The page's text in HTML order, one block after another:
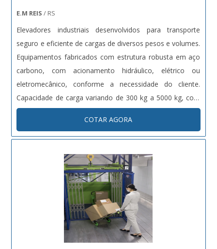
E.M REIS / RS
Elevadores industriais desenvolvidos para transporte
seguro e eficiente de cargas de diversos pesos e volumes.
Equipamentos fabricados com estrutura robusta em aço
carbono, com acionamento hidráulico, elétrico ou
eletromecânico, conforme a necessidade do cliente.
Capacidade de carga variando de 300 kg a 5000 kg, com
altura de elevação customizável. Dotados de sistemas de
segurança como sensores de carga, travas automáticas e
proteções contra quedas. Projetos sob medida conforme
normas técnicas vigentes (NR12, NBRs específicas).
COTAR AGORA